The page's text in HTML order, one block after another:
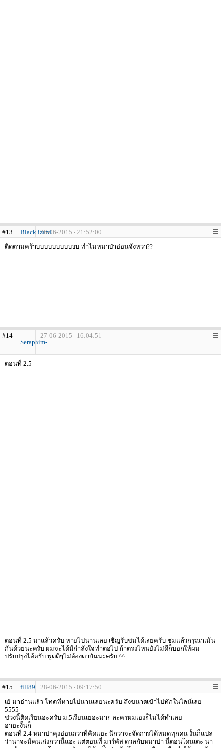
#13 Blacklizard26-06-2015 - 21:52:00
ติดตามคร้าบบบบบบบบบบบ ทำไมหมาป่าอ่อนจังหว่า??
#14
--
Seraphim-
-
27-06-2015 - 16:04:51
ตอนที่ 2.5
ตอนที่ 2.5 มาแล้วครับ หายไปนานเลย เชิญรับชมได้เลยครับ ชมแล้วกรุณาเม้น
กันด้วยนะครับ ผมจะได้มีกำลังใจทำต่อไป ถ้าตรงไหนยังไม่ดีก็บอกให้ผม
ปรับปรุงได้ครับ พูดดีๆไม่ต้องด่ากันนะครับ ^^
#15 fill89
28-06-2015 - 09:17:50
เย้ มาอ่านแล้ว โทดที่หายไปนานเลยนะครับ ถึงขนาดเข้าไปทักในไลน์เลย
5555
ช่วงนี้ติดเรียนอะครับ ม.5เรียนเยอะมาก ละครผมเองก็ไม่ได้ทำเลย
อ่าฮะงั้นก็
ตอนที่ 2.4 หมาป่าคุงอ่อนกว่าที่คิดแฮะ นึกว่าจะจัดการได้หมดทุกคน งั้นก็แปล
ว่าน่าจะมีคนเก่งกว่านี้แฮะ แต่ตอนที่ มาร์คัส ดวลกับหมาป่า นี่ตอนโดนเตะ น่า